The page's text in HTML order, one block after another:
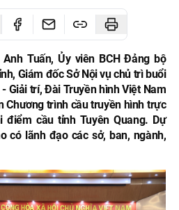
Tuấn, Ủy viên BCH Đảng bộ
Giám đốc Sở Nội vụ chủ trì buổi
Giải trí, Đài Truyền hình Việt Nam
Chương trình cầu truyền hình trực
cầu tỉnh Tuyên Quang. Dự
có lãnh đạo các sở, ban, ngành,